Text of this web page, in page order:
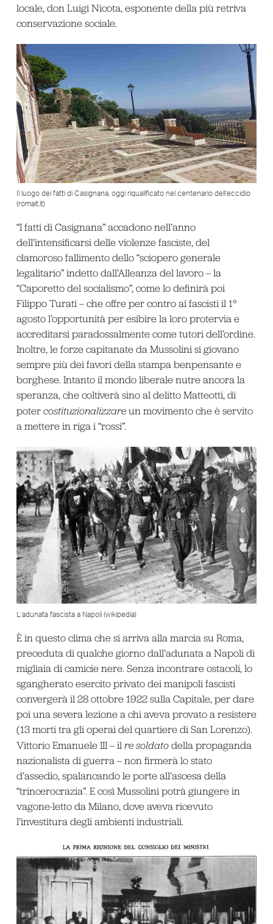
locale, don Luigi Nicota, esponente della più retriva
conservazione sociale.
Il luogo dei fatti di Casignana, oggi riqualificato nel centenario dell’eccidio
(romait.it)
“I fatti di Casignana” accadono nell’anno
dell’intensificarsi delle violenze fasciste, del
clamoroso fallimento dello “sciopero generale
legalitario” indetto dall’Alleanza del lavoro – la
“Caporetto del socialismo”, come lo definirà poi
Filippo Turati – che offre per contro ai fascisti il 1°
agosto l’opportunità per esibire la loro protervia e
accreditarsi paradossalmente come tutori dell’ordine.
Inoltre, le forze capitanate da Mussolini si giovano
sempre più dei favori della stampa benpensante e
borghese. Intanto il mondo liberale nutre ancora la
speranza, che coltiverà sino al delitto Matteotti, di
poter costituzionalizzareun movimento che è servito
a mettere in riga i “rossi”.
L’adunata fascista a Napoli (wikipedia)
È in questo clima che si arriva alla marcia su Roma,
preceduta di qualche giorno dall’adunata a Napoli di
migliaia di camicie nere. Senza incontrare ostacoli, lo
sgangherato esercito privato dei manipoli fascisti
convergerà il 28 ottobre 1922 sulla Capitale, per dare
poi una severa lezione a chi aveva provato a resistere
(13 morti tra gli operai del quartiere di San Lorenzo).
Vittorio Emanuele III – il re soldatodella propaganda
nazionalista di guerra – non firmerà lo stato
d’assedio, spalancando le porte all’ascesa della
“trincerocrazia”. E così Mussolini potrà giungere in
vagone-letto da Milano, dove aveva ricevuto
l’investitura degli ambienti industriali.